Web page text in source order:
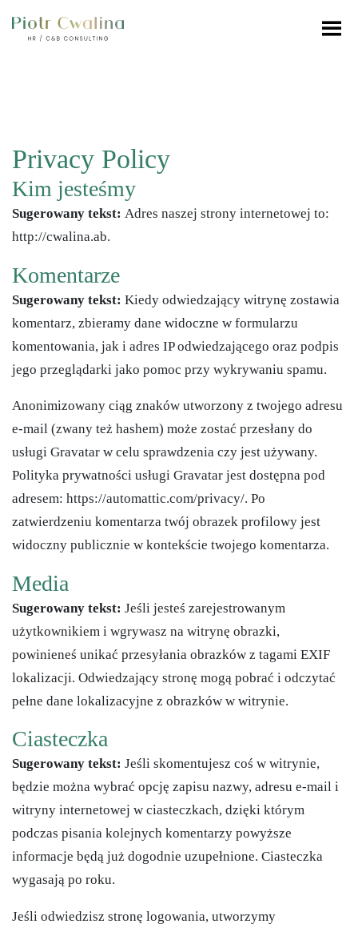
Privacy Policy
Kim jesteśmy
Sugerowany tekst: Adres naszej strony internetowej to:
http://cwalina.ab.
Komentarze
Sugerowany tekst: Kiedy odwiedzający witrynę zostawia
komentarz, zbieramy dane widoczne w formularzu
komentowania, jak i adres IP odwiedzającego oraz podpis
jego przeglądarki jako pomoc przy wykrywaniu spamu.
Anonimizowany ciąg znaków utworzony z twojego adresu
e-mail (zwany też hashem) może zostać przesłany do
usługi Gravatar w celu sprawdzenia czy jest używany.
Polityka prywatności usługi Gravatar jest dostępna pod
adresem: https://automattic.com/privacy/. Po
zatwierdzeniu komentarza twój obrazek profilowy jest
widoczny publicznie w kontekście twojego komentarza.
Media
Sugerowany tekst: Jeśli jesteś zarejestrowanym
użytkownikiem i wgrywasz na witrynę obrazki,
powinieneś unikać przesyłania obrazków z tagami EXIF
lokalizacji. Odwiedzający stronę mogą pobrać i odczytać
pełne dane lokalizacyjne z obrazków w witrynie.
Ciasteczka
Sugerowany tekst: Jeśli skomentujesz coś w witrynie,
będzie można wybrać opcję zapisu nazwy, adresu e-mail i
witryny internetowej w ciasteczkach, dzięki którym
podczas pisania kolejnych komentarzy powyższe
informacje będą już dogodnie uzupełnione. Ciasteczka
wygasają po roku.
Jeśli odwiedzisz stronę logowania, utworzymy